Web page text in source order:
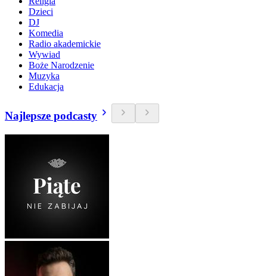
Dzieci
DJ
Komedia
Radio akademickie
Wywiad
Boże Narodzenie
Muzyka
Edukacja
Najlepsze podcasty